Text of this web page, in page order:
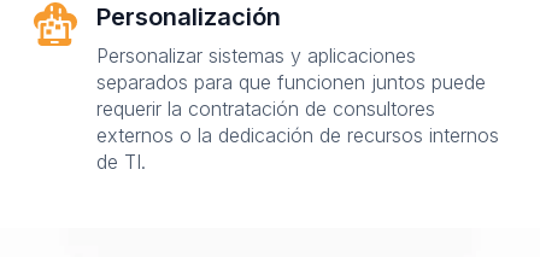
Personalización
Personalizar sistemas y aplicaciones
separados para que funcionen juntos puede
requerir la contratación de consultores
externos o la dedicación de recursos internos
de TI.